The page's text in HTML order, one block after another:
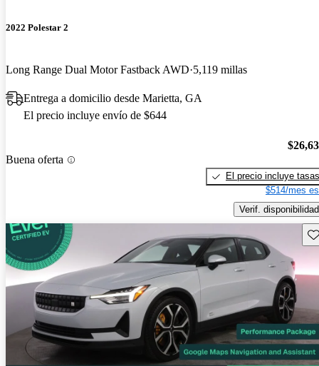
2022 Polestar 2
Long Range Dual Motor Fastback AWD 5,119 millas
Entrega a domicilio desde Marietta, GA
El precio incluye envío de $644
Buena oferta
El precio incluye tasas
$514/mes
Verif. disponibilidad